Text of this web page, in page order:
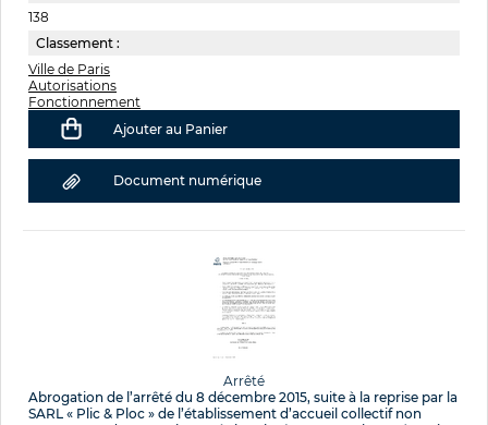
138
Classement :
Ville de Paris
Autorisations
Fonctionnement
Ajouter au Panier
Document numérique
Arrêté
Abrogation de l’arrêté du 8 décembre 2015, suite à la reprise par la
SARL « Plic & Ploc » de l’établissement d’accueil collectif non